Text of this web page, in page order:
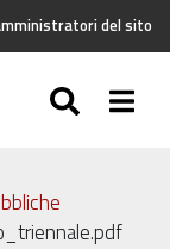
del sito